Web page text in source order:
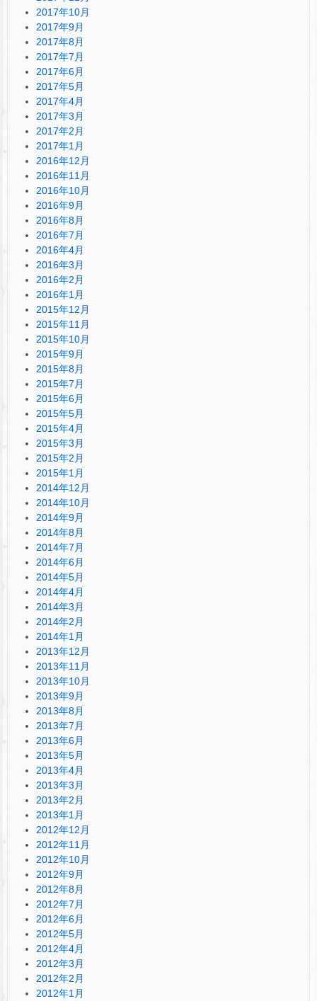
2017年10月
2017年9月
2017年8月
2017年7月
2017年6月
2017年5月
2017年4月
2017年3月
2017年2月
2017年1月
2016年12月
2016年11月
2016年10月
2016年9月
2016年8月
2016年7月
2016年4月
2016年3月
2016年2月
2016年1月
2015年12月
2015年11月
2015年10月
2015年9月
2015年8月
2015年7月
2015年6月
2015年5月
2015年4月
2015年3月
2015年2月
2015年1月
2014年12月
2014年10月
2014年9月
2014年8月
2014年7月
2014年6月
2014年5月
2014年4月
2014年3月
2014年2月
2014年1月
2013年12月
2013年11月
2013年10月
2013年9月
2013年8月
2013年7月
2013年6月
2013年5月
2013年4月
2013年3月
2013年2月
2013年1月
2012年12月
2012年11月
2012年10月
2012年9月
2012年8月
2012年7月
2012年6月
2012年5月
2012年4月
2012年3月
2012年2月
2012年1月